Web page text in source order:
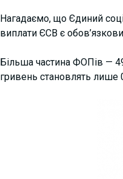
Нагадаємо, що Єдиний
виплати ЄСВ є
Більша частина ФОПів —
гривень становлять лише